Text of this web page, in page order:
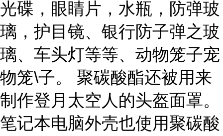
光碟，眼睛片，水瓶，防弹玻
璃，护目镜、银行防子弹之玻
璃、车头灯等等、动物笼子宠
物笼\子。 聚碳酸酯还被用来
制作登月太空人的头盔面罩。
笔记本电脑外壳也使用聚碳酸